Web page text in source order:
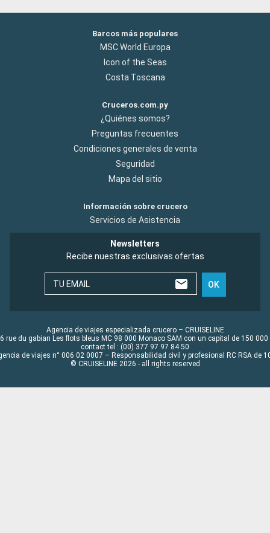
Barcos más populares
MSC World Europa
Icon of the Seas
Costa Toscana
Cruceros.com.py
¿Quiénes somos?
Preguntas frecuentes
Condiciones generales de venta
Seguridad
Mapa del sitio
Información sobre crucero
Servicios de Asistencia
Newsletters
Recibe nuestras exclusivas ofertas
TU EMAIL OK
Agencia de viajes especializada crucero – CRUISELINE
rue du gabian Les flots bleus MC 98 000 Monaco SAM con un capital de 150 000
contact tel : (00) 377 97 97 84 50
de viajes n° 006 02 0007 – Responsabilidad civil y profesional RC RSA de
© CRUISELINE 2026 - all rights reserved